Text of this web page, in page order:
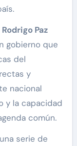
Rodrigo Paz
gobierno que
del
y
nacional
y la capacidad
común.
serie de